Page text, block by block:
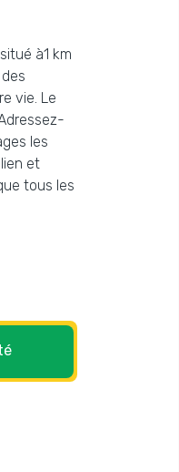
à1 km
vie. Le
les
et
tous les